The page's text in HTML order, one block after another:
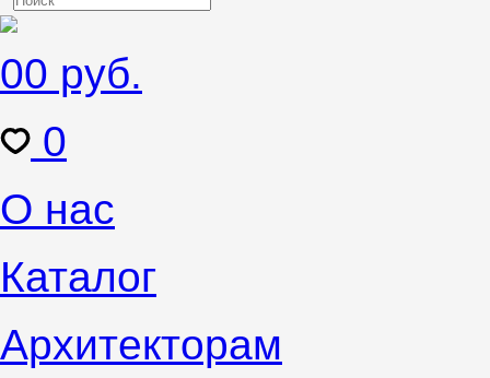
00 руб.
0
О нас
Каталог
Архитекторам